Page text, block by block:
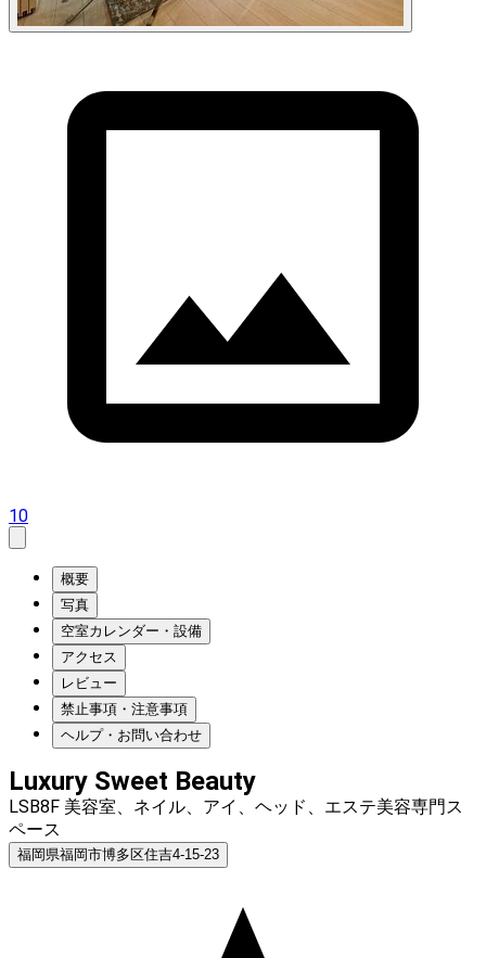
10
概要
写真
空室カレンダー・設備
アクセス
レビュー
禁止事項・注意事項
ヘルプ・お問い合わせ
Luxury Sweet Beauty
LSB8F 美容室、ネイル、アイ、ヘッド、エステ美容専門ス
ペース
福岡県福岡市博多区住吉4-15-23